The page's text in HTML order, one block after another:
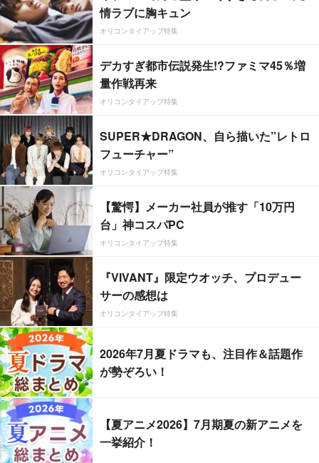
情ラブに胸キュン
オリコンタイアップ特集
デカすぎ都市伝説発生!?ファミマ45％増
量作戦再来
オリコンタイアップ特集
SUPER★DRAGON、自ら描いた”レトロ
フューチャー”
オリコンタイアップ特集
【驚愕】メーカー社員が推す「10万円
台」神コスパPC
オリコンタイアップ特集
『VIVANT』限定ウオッチ、プロデュー
サーの感想は
オリコンタイアップ特集
2026年7月夏ドラマも、注目作＆話題作
が勢ぞろい！
【夏アニメ2026】7月期夏の新アニメを
一挙紹介！